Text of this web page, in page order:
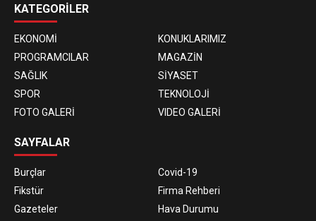
KATEGORİLER
EKONOMİ
KONUKLARIMIZ
PROGRAMCILAR
MAGAZİN
SAĞLIK
SİYASET
SPOR
TEKNOLOJİ
FOTO GALERİ
VIDEO GALERİ
SAYFALAR
Burçlar
Covid-19
Fikstür
Firma Rehberi
Gazeteler
Hava Durumu